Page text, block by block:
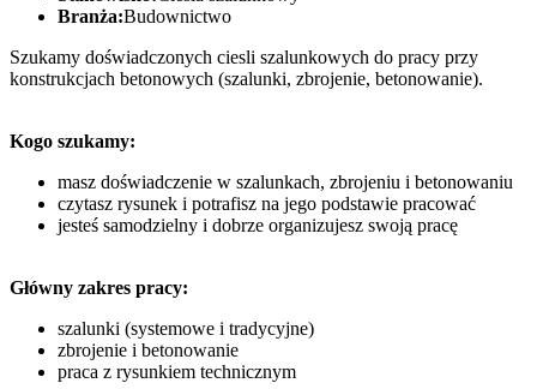
Branża:Budownictwo
Szukamy doświadczonych ciesli szalunkowych do pracy przy
konstrukcjach betonowych (szalunki, zbrojenie, betonowanie).
Kogo szukamy:
masz doświadczenie w szalunkach, zbrojeniu i betonowaniu
czytasz rysunek i potrafisz na jego podstawie pracować
jesteś samodzielny i dobrze organizujesz swoją pracę
Główny zakres pracy:
szalunki (systemowe i tradycyjne)
zbrojenie i betonowanie
praca z rysunkiem technicznym